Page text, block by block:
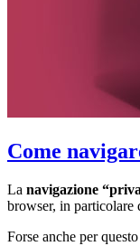
Come
La navigazione
browser, in particolare
Forse anche per